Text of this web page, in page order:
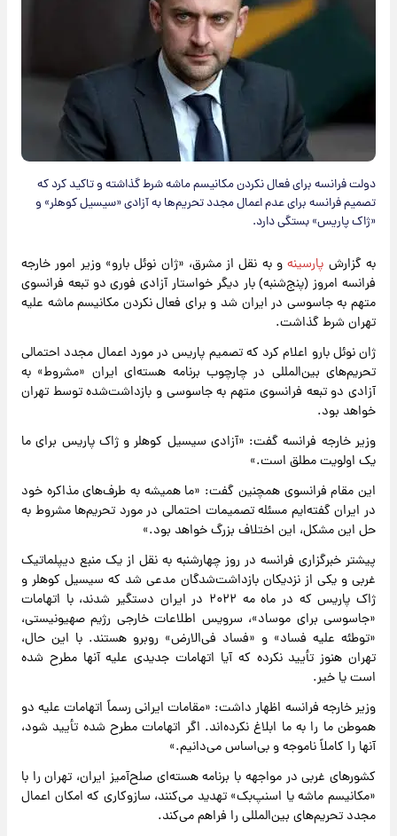
دولت فرانسه برای فعال نکردن مکانیسم ماشه شرط گذاشته و تاکید کرد که
تصمیم فرانسه برای عدم اعمال مجدد تحریم‌ها به آزادی «سیسیل کوهلر» و
«ژاک پاریس» بستگی دارد.
به گزارش پارسینهو به نقل از مشرق، «ژان نوئل بارو» وزیر امور خارجه
فرانسه امروز (پنج‌شنبه) بار دیگر خواستار آزادی فوری دو تبعه فرانسوی
متهم به جاسوسی در ایران شد و برای فعال نکردن مکانیسم ماشه علیه
تهران شرط گذاشت.
ژان نوئل بارو اعلام کرد که تصمیم پاریس در مورد اعمال مجدد احتمالی
تحریم‌های بین‌المللی در چارچوب برنامه هسته‌ای ایران «مشروط» به
آزادی دو تبعه فرانسوی متهم به جاسوسی و بازداشت‌شده توسط تهران
خواهد بود.
وزیر خارجه فرانسه گفت: «آزادی سیسیل کوهلر و ژاک پاریس برای ما
یک اولویت مطلق است.»
این مقام فرانسوی همچنین گفت: «ما همیشه به طرف‌های مذاکره خود
در ایران گفته‌ایم مسئله تصمیمات احتمالی در مورد تحریم‌ها مشروط به
حل این مشکل، این اختلاف بزرگ خواهد بود.»
پیشتر خبرگزاری فرانسه در روز چهارشنبه به نقل از یک منبع دیپلماتیک
غربی و یکی از نزدیکان بازداشت‌شدگان مدعی شد که سیسیل کوهلر و
ژاک پاریس که در ماه مه ۲۰۲۲ در ایران دستگیر شدند، با اتهامات
«جاسوسی برای موساد»، سرویس اطلاعات خارجی رژیم صهیونیستی،
«توطئه علیه فساد» و «فساد فی‌الارض» روبرو هستند. با این حال،
تهران هنوز تأیید نکرده که آیا اتهامات جدیدی علیه آنها مطرح شده
است یا خیر.
وزیر خارجه فرانسه اظهار داشت: «مقامات ایرانی رسماً اتهامات علیه دو
هموطن ما را به ما ابلاغ نکرده‌اند. اگر اتهامات مطرح شده تأیید شود،
آنها را کاملاً ناموجه و بی‌اساس می‌دانیم.»
کشورهای غربی در مواجهه با برنامه هسته‌ای صلح‌آمیز ایران، تهران را با
«مکانیسم ماشه یا اسنپ‌بک» تهدید می‌کنند، سازوکاری که امکان اعمال
مجدد تحریم‌های بین‌المللی را فراهم می‌کند.